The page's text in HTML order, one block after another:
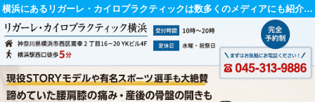
横浜にあるリガーレ・カイロプラクティックは数多くのメディアにも紹介されている整体院です。